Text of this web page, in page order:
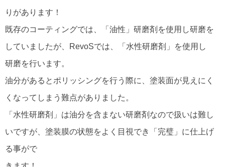
りがあります！
既存のコーティングでは、「油性」研磨剤を使用し研磨を
していましたが、RevoSでは、「水性研磨剤」を使用し
研磨を行います。
油分があるとポリッシングを行う際に、塗装面が見えにく
くなってしまう難点がありました。
「水性研磨剤」は油分を含まない研磨剤なので扱いは難し
いですが、塗装膜の状態をよく目視でき「完璧」に仕上げ
る事がで